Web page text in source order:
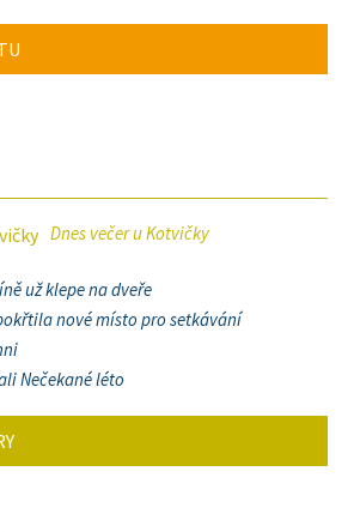
Dnes večer u Kotvičky
už klepe na dveře
nové místo pro setkávání
Nečekané léto